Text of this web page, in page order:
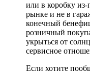
или в коробку
рынке и не в
конечный
розничный
укрыться от
сервисное
Если хотите